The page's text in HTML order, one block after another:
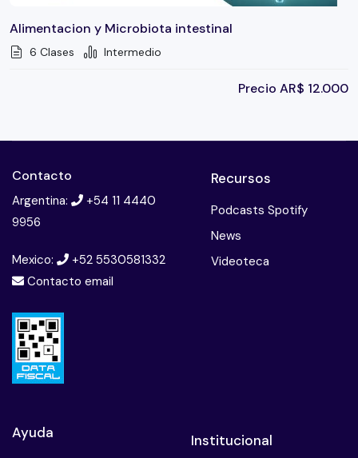
Alimentacion y Microbiota intestinal
6 Clases Intermedio
Precio AR$ 12.000
Contacto
Argentina:
+54 11 4440
9956
Mexico:
+52 5530581332
Contacto email
Recursos
Podcasts Spotify
News
Videoteca
Ayuda Institucional